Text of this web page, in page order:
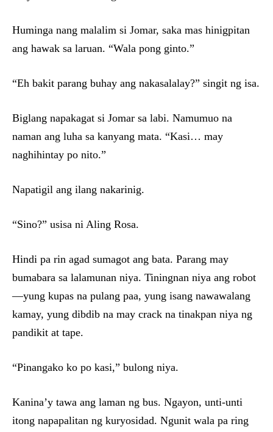
Huminga nang malalim si Jomar, saka mas hinigpitan
ang hawak sa laruan. “Wala pong ginto.”
“Eh bakit parang buhay ang nakasalalay?” singit ng isa.
Biglang napakagat si Jomar sa labi. Namumuo na
naman ang luha sa kanyang mata. “Kasi… may
naghihintay po nito.”
Napatigil ang ilang nakarinig.
“Sino?” usisa ni Aling Rosa.
Hindi pa rin agad sumagot ang bata. Parang may
bumabara sa lalamunan niya. Tiningnan niya ang robot
—yung kupas na pulang paa, yung isang nawawalang
kamay, yung dibdib na may crack na tinakpan niya ng
pandikit at tape.
“Pinangako ko po kasi,” bulong niya.
Kanina’y tawa ang laman ng bus. Ngayon, unti-unti
itong napapalitan ng kuryosidad. Ngunit wala pa ring